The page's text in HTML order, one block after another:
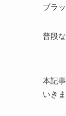
ブラ
普段
本記
いきま